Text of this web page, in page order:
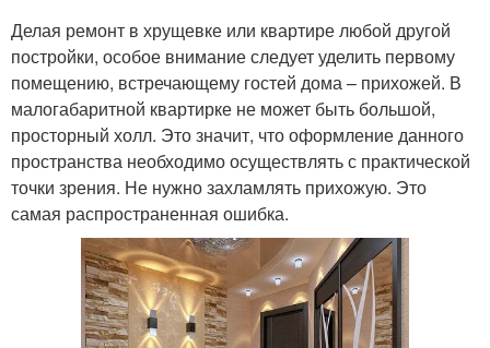
Делая ремонт в хрущевке или квартире любой другой
постройки, особое внимание следует уделить первому
помещению, встречающему гостей дома – прихожей. В
малогабаритной квартирке не может быть большой,
просторный холл. Это значит, что оформление данного
пространства необходимо осуществлять с практической
точки зрения. Не нужно захламлять прихожую. Это
самая распространенная ошибка.